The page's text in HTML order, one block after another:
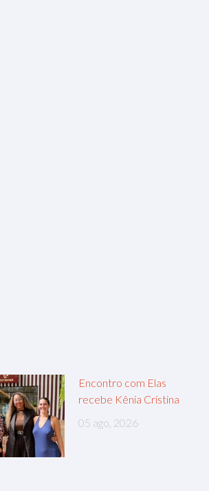
Encontro com Elas
recebe Kênia Cristina
05 ago, 2026